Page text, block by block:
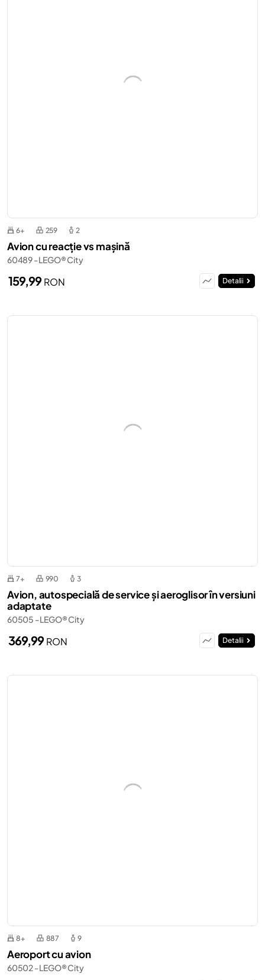
6+ 259 2
Avion cu reacție vs mașină
60489 - LEGO® City
159,99RON Detalii
7+ 990 3
Avion, autospecială de service și aeroglisor în versiuni
adaptate
60505 - LEGO® City
369,99RON Detalii
8+ 887 9
Aeroport cu avion
60502 - LEGO® City